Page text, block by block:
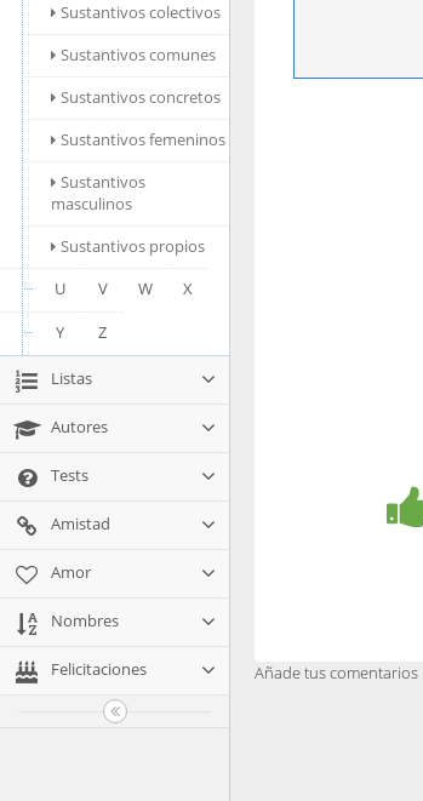
Sustantivos colectivos
Sustantivos comunes
Sustantivos concretos
Sustantivos femeninos
Sustantivos
masculinos
Sustantivos propios
U
V W
X
Y
Z
Listas
Autores
Tests
Amistad
Amor
Nombres
Felicitaciones Añade tus comentarios